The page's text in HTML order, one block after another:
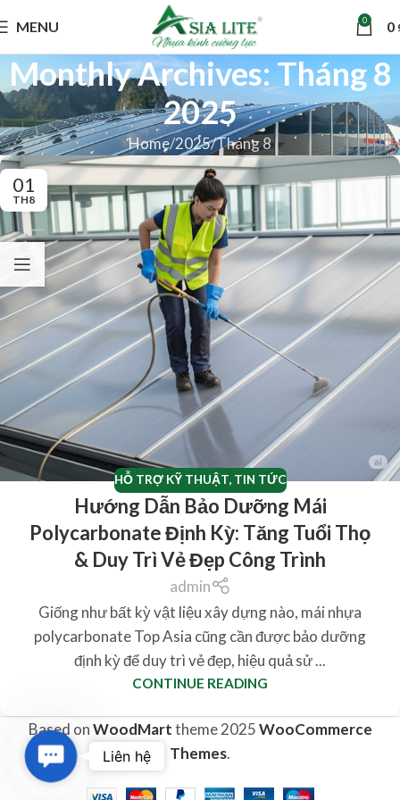
MENU 0 0
Monthly Archives: Tháng 8
2025
Home 2025 Tháng 8
01
TH8
HỖ TRỢ KỸ THUẬT, TIN TỨC
Hướng Dẫn Bảo Dưỡng Mái
Polycarbonate Định Kỳ: Tăng Tuổi Thọ
& Duy Trì Vẻ Đẹp Công Trình
admin
Giống như bất kỳ vật liệu xây dựng nào, mái nhựa
polycarbonate Top Asia cũng cần được bảo dưỡng
định kỳ để duy trì vẻ đẹp, hiệu quả sử ...
CONTINUE READING
Based onWoodMarttheme2025WooCommerce
Themes.
Contact
Us
Liên hệ